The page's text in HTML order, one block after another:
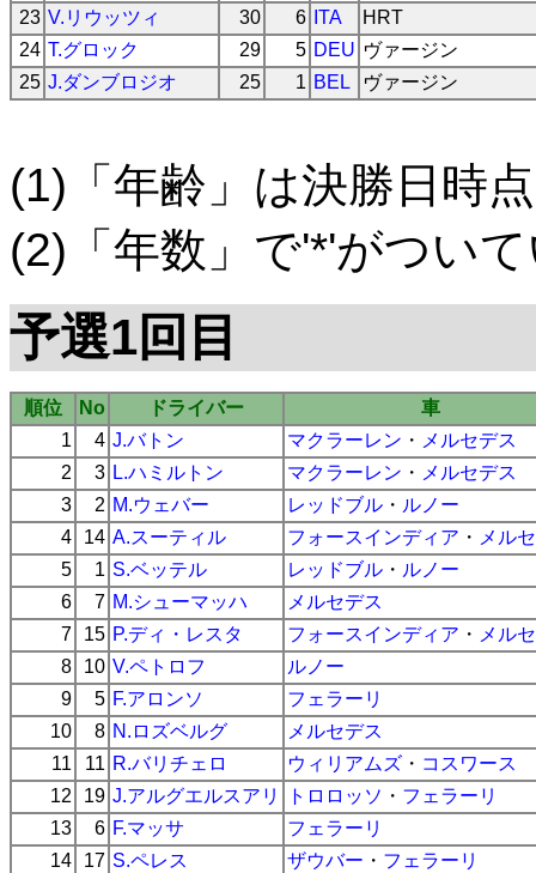
23 V.リウッツィ 30 6 ITA
HRT
24 T.グロック 29 5 DEU ヴァージン
25 J.ダンブロジオ 25 1 BEL ヴァージン
(1)「年齢」は決勝日時点
(2)「年数」で'*'がつい
予選1回目
順位 No ドライバー
車
1
4 J.バトン マクラーレン ・ メルセデス
2
3 L.ハミルトン マクラーレン ・ メルセデス
3
2 M.ウェバー レッドブル ・ ルノー
4
14 A.スーティル フォースインディア ・ メル
5
1 S.ベッテル レッドブル ・ ルノー
6
7 M.シューマッハ
メルセデス
7
15 P.ディ・レスタ フォースインディア ・ メル
8
10 V.ペトロフ
ルノー
9
5 F.アロンソ
フェラーリ
10
8 N.ロズベルグ
メルセデス
11
11 R.バリチェロ ウィリアムズ ・ コスワース
12
19 J.アルグエルスアリ トロロッソ ・ フェラーリ
13
6 F.マッサ
フェラーリ
14
17 S.ペレス ザウバー ・ フェラーリ